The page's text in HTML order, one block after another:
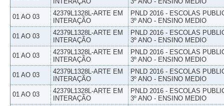
01 AO 03
42379L1328L-ARTE EM
INTERAÇÃO
PNLD 2016 - ESCOLAS
3º ANO - ENSINO MEDIO
01 AO 03
42379L1328L-ARTE EM
INTERAÇÃO
PNLD 2016 - ESCOLAS
3º ANO - ENSINO MEDIO
01 AO 03
42379L1328L-ARTE EM
INTERAÇÃO
PNLD 2016 - ESCOLAS
3º ANO - ENSINO MEDIO
01 AO 03
42379L1328L-ARTE EM
INTERAÇÃO
PNLD 2016 - ESCOLAS
3º ANO - ENSINO MEDIO
01 AO 03
42379L1328L-ARTE EM
INTERAÇÃO
PNLD 2016 - ESCOLAS
3º ANO - ENSINO MEDIO